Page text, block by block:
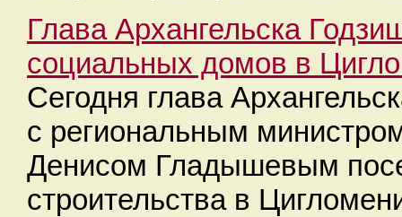
Глава Архангельска
социальных домов в
Сегодня глава
с региональным
Денисом Гладышевым
строительства в